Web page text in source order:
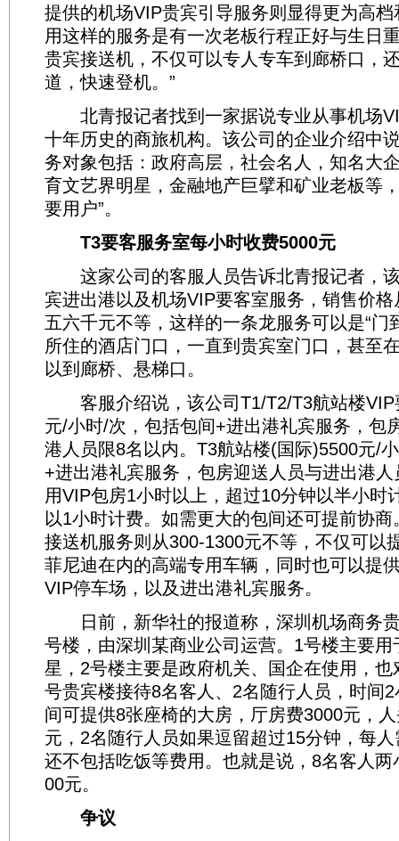
提供的机场VIP贵宾引导服务则显得更为高档
用这样的服务是有一次老板行程正好与生日
贵宾接送机，不仅可以专人专车到廊桥口，
道，快速登机。”
北青报记者找到一家据说专业从事机场
十年历史的商旅机构。该公司的企业介绍中
务对象包括：政府高层，社会名人，知名大
育文艺界明星，金融地产巨擘和矿业老板等
要用户”。
T3要客服务室每小时收费5000元
这家公司的客服人员告诉北青报记者，
宾进出港以及机场VIP要客室服务，销售价
五六千元不等，这样的一条龙服务可以是“门
所住的酒店门口，一直到贵宾室门口，甚至
以到廊桥、悬梯口。
客服介绍说，该公司T1/T2/T3航站楼VIP
元/小时/次，包括包间+进出港礼宾服务，包
港人员限8名以内。T3航站楼(国际)5500元/
+进出港礼宾服务，包房迎送人员与进出港
用VIP包房1小时以上，超过10分钟以半小时
以1小时计费。如需更大的包间还可提前协
接送机服务则从300-1300元不等，不仅可以
菲尼迪在内的高端专用车辆，同时也可以提
VIP停车场，以及进出港礼宾服务。
日前，新华社的报道称，深圳机场商务
号楼，由深圳某商业公司运营。1号楼主要用
星，2号楼主要是政府机关、国企在使用，
号贵宾楼接待8名客人、2名随行人员，时间
间可提供8张座椅的大房，厅房费3000元，
元，2名随行人员如果逗留超过15分钟，每
还不包括吃饭等费用。也就是说，8名客人
00元。
争议